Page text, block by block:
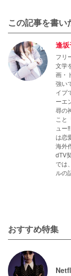
この記事を書い
逢
フリ
文学
画・
強い
イプ
ーエ
尋の
こと
ュー
は恋
海外
dTV
では
ルの
おすすめ特集